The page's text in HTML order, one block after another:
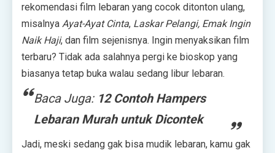
rekomendasi film lebaran yang cocok ditonton ulang,
misalnya Ayat-Ayat Cinta, Laskar Pelangi, Emak Ingin
Naik Haji, dan film sejenisnya. Ingin menyaksikan film
terbaru? Tidak ada salahnya pergi ke bioskop yang
biasanya tetap buka walau sedang libur lebaran.
Baca Juga: 12 Contoh Hampers
Lebaran Murah untuk Dicontek
Jadi, meski sedang gak bisa mudik lebaran, kamu gak